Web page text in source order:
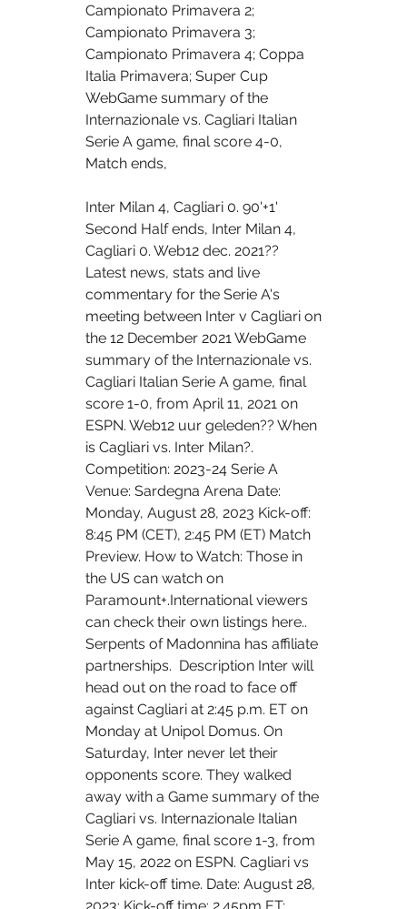
Campionato Primavera 2;
Campionato Primavera 3;
Campionato Primavera 4; Coppa
Italia Primavera; Super Cup
WebGame summary of the
Internazionale vs. Cagliari Italian
Serie A game, final score 4-0,
Match ends,
Inter Milan 4, Cagliari 0. 90'+1'
Second Half ends, Inter Milan 4,
Cagliari 0. Web12 dec. 2021??
Latest news, stats and live
commentary for the Serie A's
meeting between Inter v Cagliari on
the 12 December 2021 WebGame
summary of the Internazionale vs.
Cagliari Italian Serie A game, final
score 1-0, from April 11, 2021 on
ESPN. Web12 uur geleden?? When
is Cagliari vs. Inter Milan?.
Competition: 2023-24 Serie A
Venue: Sardegna Arena Date:
Monday, August 28, 2023 Kick-off:
8:45 PM (CET), 2:45 PM (ET) Match
Preview. How to Watch: Those in
the US can watch on
Paramount+.International viewers
can check their own listings here..
Serpents of Madonnina has affiliate
partnerships.  Description Inter will
head out on the road to face off
against Cagliari at 2:45 p.m. ET on
Monday at Unipol Domus. On
Saturday, Inter never let their
opponents score. They walked
away with a Game summary of the
Cagliari vs. Internazionale Italian
Serie A game, final score 1-3, from
May 15, 2022 on ESPN. Cagliari vs
Inter kick-off time. Date: August 28,